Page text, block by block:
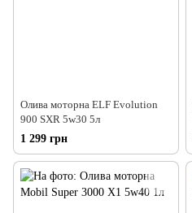
Олива моторна ELF Evolution
900 SXR 5w30 5л
1 299 грн